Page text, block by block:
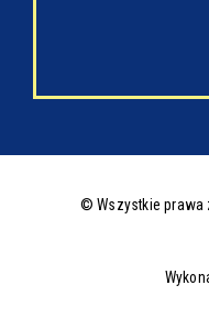
© Wszystkie prawa